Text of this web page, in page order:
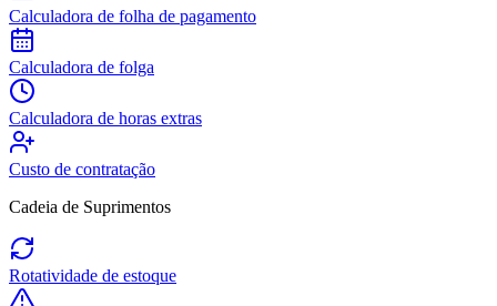
Calculadora de folha de pagamento
Calculadora de folga
Calculadora de horas extras
Custo de contratação
Cadeia de Suprimentos
Rotatividade de estoque